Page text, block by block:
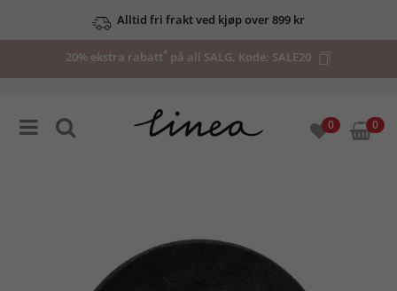
Alltid fri frakt ved kjøp over 899 kr
20% ekstra rabatt* på all SALG. Kode: SALE20
0 0